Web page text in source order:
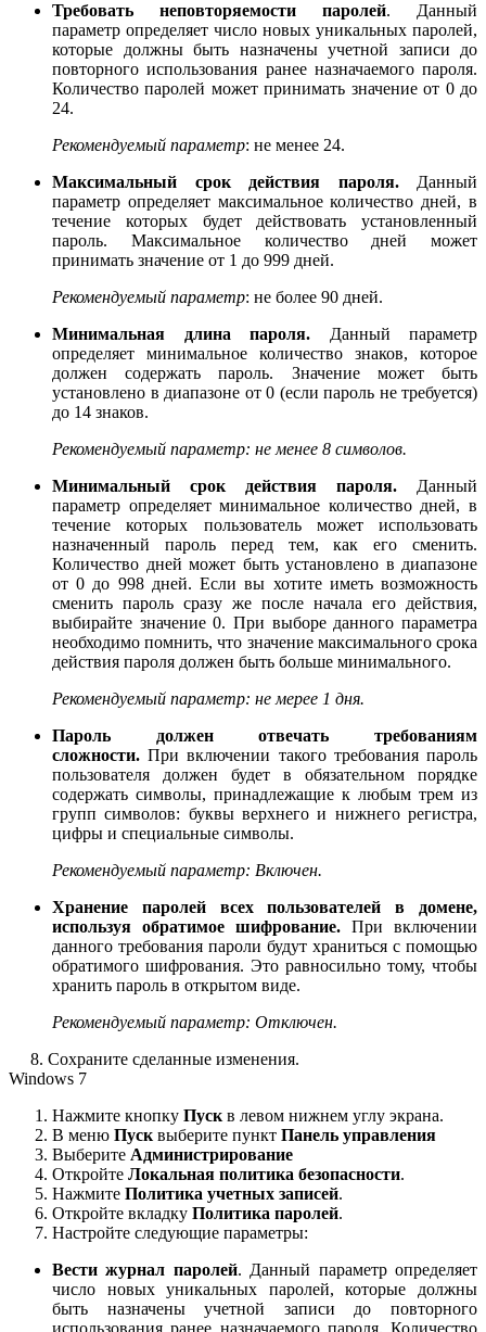
Требовать неповторяемости паролей. Данный
параметр определяет число новых уникальных паролей,
которые должны быть назначены учетной записи до
повторного использования ранее назначаемого пароля.
Количество паролей может принимать значение от 0 до
24.
Рекомендуемый параметр: не менее 24.
Максимальный срок действия пароля.Данный
параметр определяет максимальное количество дней, в
течение которых будет действовать установленный
пароль. Максимальное количество дней может
принимать значение от 1 до 999 дней.
Рекомендуемый параметр: не более 90 дней.
Минимальная длина пароля. Данный параметр
определяет минимальное количество знаков, которое
должен содержать пароль. Значение может быть
установлено в диапазоне от 0 (если пароль не требуется)
до 14 знаков.
Рекомендуемый параметр: не менее 8 символов.
Минимальный срок действия пароля. Данный
параметр определяет минимальное количество дней, в
течение которых пользователь может использовать
назначенный пароль перед тем, как его сменить.
Количество дней может быть установлено в диапазоне
от 0 до 998 дней. Если вы хотите иметь возможность
сменить пароль сразу же после начала его действия,
выбирайте значение 0. При выборе данного параметра
необходимо помнить, что значение максимального срока
действия пароля должен быть больше минимального.
Рекомендуемый параметр: не мерее 1 дня.
Пароль должен отвечать требованиям
сложности.При включении такого требования пароль
пользователя должен будет в обязательном порядке
содержать символы, принадлежащие к любым трем из
групп символов: буквы верхнего и нижнего регистра,
цифры и специальные символы.
Рекомендуемый параметр: Включен.
Хранение паролей всех пользователей в домене,
используя обратимое шифрование. При включении
данного требования пароли будут храниться с помощью
обратимого шифрования. Это равносильно тому, чтобы
хранить пароль в открытом виде.
Рекомендуемый параметр: Отключен.
8. Сохраните сделанные изменения.
Windows 7
Нажмите кнопку Пуск в левом нижнем углу экрана.
В меню Пуск выберите пункт Панель управления
Выберите Администрирование
Откройте Локальная политика безопасности.
Нажмите Политика учетных записей.
Откройте вкладку Политика паролей.
Настройте следующие параметры:
Вести журнал паролей. Данный параметр определяет
число новых уникальных паролей, которые должны
быть назначены учетной записи до повторного